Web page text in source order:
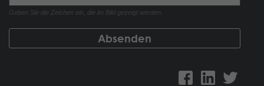
Geben Sie die Zeichen ein, die im Bild gezeigt werden.